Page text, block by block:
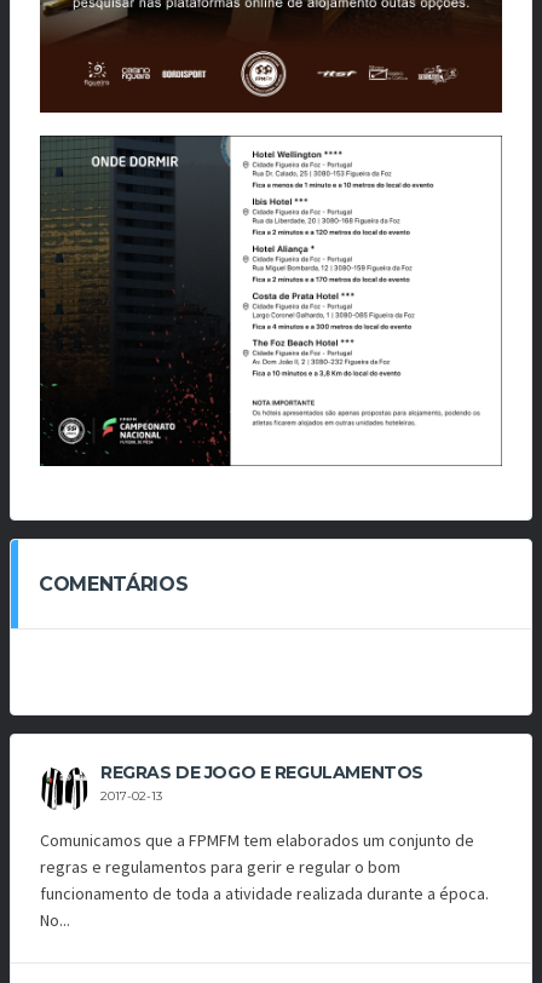
COMENTÁRIOS
REGRAS DE JOGO E REGULAMENTOS
2017-02-13
Comunicamos que a FPMFM tem elaborados um conjunto de
regras e regulamentos para gerir e regular o bom
funcionamento de toda a atividade realizada durante a época.
No...